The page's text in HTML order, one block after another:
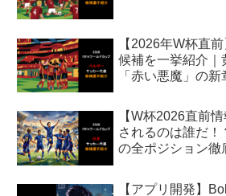
【2026年W杯直
候補を一挙紹介｜
「赤い悪魔」の
【W杯2026直前
されるのは誰だ
の全ポジション徹
【アプリ開発】